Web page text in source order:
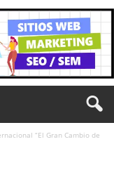
“El Gran Cambio de